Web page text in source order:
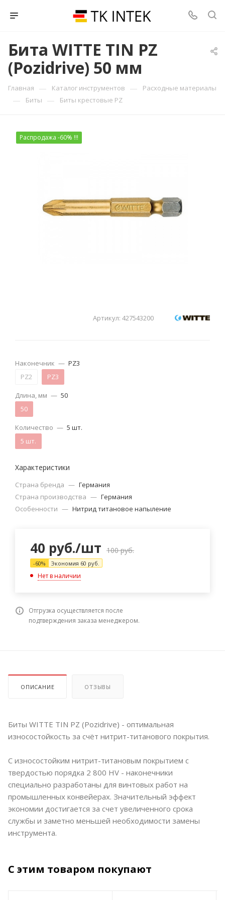
Бита WITTE TIN PZ
(Pozidrive) 50 мм
Главная — Каталог инструментов — Расходные материалы
— Биты — Биты крестовые PZ
Распродажа -60% !!!
Артикул: 427543200
Наконечник — PZ3
PZ2
PZ3
Длина, мм — 50
50
Количество — 5 шт.
5 шт.
Характеристики
Страна бренда — Германия
Страна производства — Германия
Особенности — Нитрид титановое напыление
40 руб./шт 100руб.
-60% Экономия 60 руб.
Нет в наличии
Отгрузка осуществляется после
подтверждения заказа менеджером.
ОПИСАНИЕ ОТЗЫВЫ
Биты WITTE TIN PZ (Pozidrive) - оптимальная
износостойкость за счёт нитрит-титанового покрытия.
С износостойким нитрит-титановым покрытием с
твердостью порядка 2 800 HV - наконечники
специально разработаны для винтовых работ на
промышленных конвейерах. Значительный эффект
экономии достигается за счет увеличенного срока
службы и заметно меньшей необходимости замены
инструмента.
С этим товаром покупают